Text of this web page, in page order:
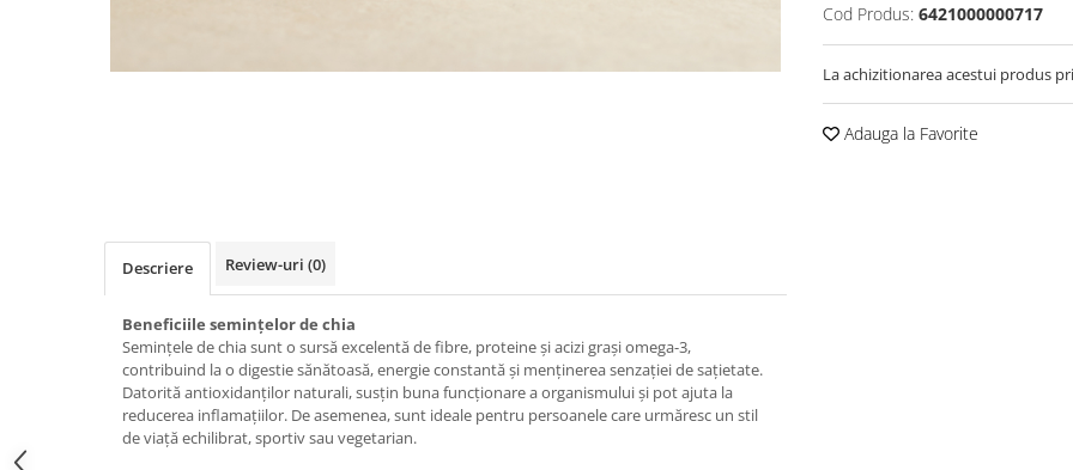
Cod Produs: 6421000000717
La achizitionarea acestui produs
Adauga la Favorite
Descriere Review-uri (0)
Beneficiile semințelor de chia
Semințele de chia sunt o sursă excelentă de fibre, proteine și acizi grași omega-3,
contribuind la o digestie sănătoasă, energie constantă și menținerea senzației de sațietate.
Datorită antioxidanților naturali, susțin buna funcționare a organismului și pot ajuta la
reducerea inflamațiilor. De asemenea, sunt ideale pentru persoanele care urmăresc un stil
de viață echilibrat, sportiv sau vegetarian.